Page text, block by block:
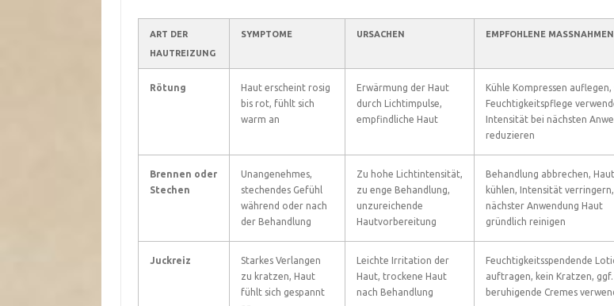
ART DER
HAUTREIZUNG
SYMPTOME URSACHEN EMPFOHLENE MASSNAHMEN
Rötung
Haut erscheint rosig
bis rot, fühlt sich
warm an
Erwärmung der Haut
durch Lichtimpulse,
empfindliche Haut
Kühle Kompressen
Feuchtigkeitspflege
Intensität bei nächsten
reduzieren
Brennen oder
Stechen
Unangenehmes,
stechendes Gefühl
während oder nach
der Behandlung
Zu hohe Lichtintensität,
zu enge Behandlung,
unzureichende
Hautvorbereitung
Behandlung abbrechen, Haut
kühlen, Intensität
nächster Anwendung Haut
gründlich reinigen
Juckreiz
Starkes Verlangen
zu kratzen, Haut
fühlt sich gespannt
Leichte Irritation der
Haut, trockene Haut
nach Behandlung
Feuchtigkeitsspendende
auftragen, kein Kratzen, ggf.
beruhigende Cremes